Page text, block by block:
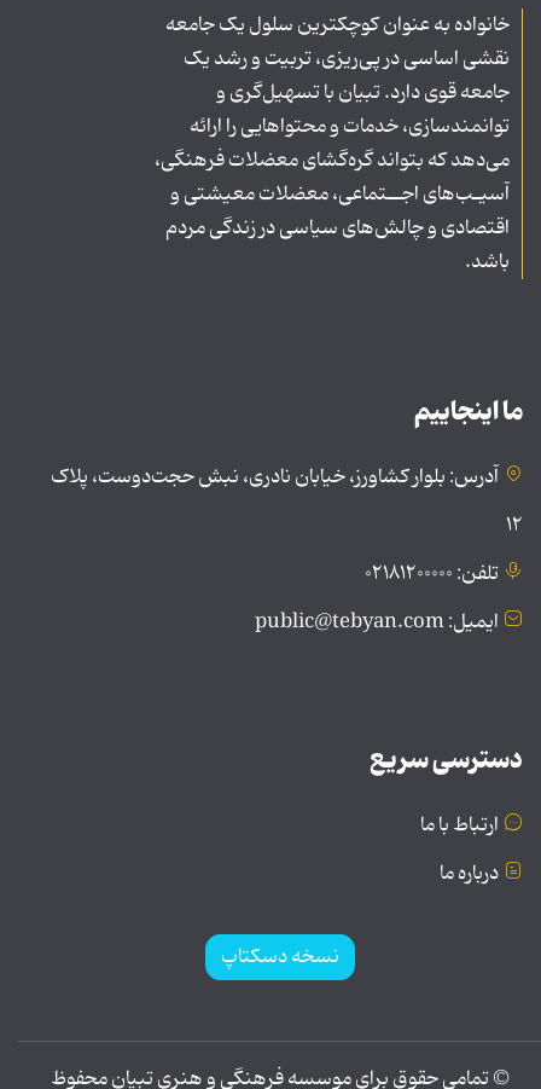
خانواده به عنوان کوچکترین سلول یک جامعه
نقشی اساسی در پی‌ریزی، تربیت و رشد یک
جامعه قوی دارد. تبیان با تسهیل‌گری و
توانمندسازی، خدمات و محتواهایی را ارائه
می‌دهد که بتواند گره‌گشای معضلات فرهنگی،
آسیـب‌های اجــتماعی، معضلات معیشتی و
اقتصادی و چالش‌های سیاسی در زندگی مردم
باشد.
ما اینجاییم
آدرس: بلوار کشاورز، خیابان نادری، نبش حجت‌دوست، پلاک
۱۲
تلفن: ۰۲۱۸۱۲۰۰۰۰۰
ایمیل: public@tebyan.com
دسترسی سریع
ارتباط با ما
درباره ما
نسخه دسکتاپ
© تمامی حقوق برای موسسه فرهنگی و هنری تبیان محفوظ